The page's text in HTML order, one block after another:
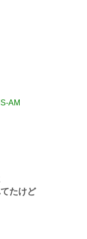
AM
たけど